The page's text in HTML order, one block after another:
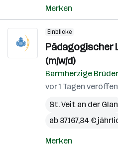
Merken
Einblicke
Pädagogischer
(m/w/d)
Barmherzige
vor 1 Tagen
St. Veit an der Glan
ab 37.167,34 €
Merken